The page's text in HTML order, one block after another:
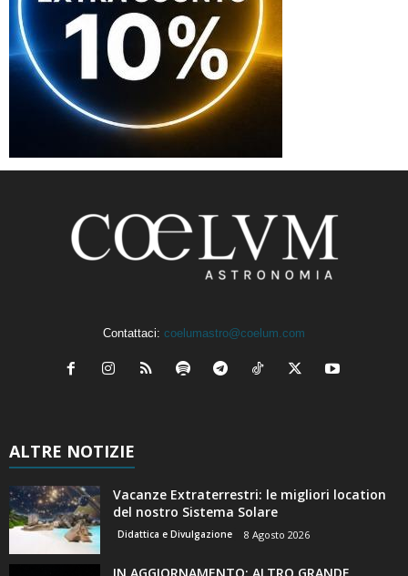
Contattaci: coelumastro@coelum.com
ALTRE NOTIZIE
Vacanze Extraterrestri: le migliori location
del nostro Sistema Solare
Didattica e Divulgazione 8 Agosto 2026